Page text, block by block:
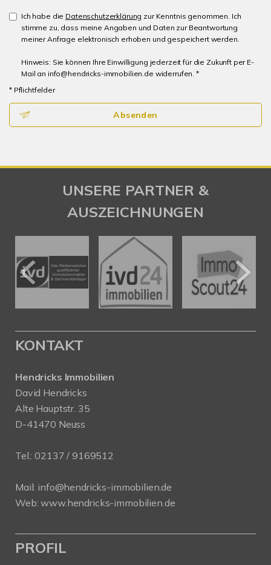
Ich habe die Datenschutzerklärung zur Kenntnis genommen. Ich
stimme zu, dass meine Angaben und Daten zur Beantwortung
meiner Anfrage elektronisch erhoben und gespeichert werden.
Hinweis: Sie können Ihre Einwilligung jederzeit für die Zukunft per E-
Mail an info@hendricks-immobilien.de widerrufen. *
* Pflichtfelder
Absenden
UNSERE PARTNER &
AUSZEICHNUNGEN
KONTAKT
Hendricks Immobilien
David Hendricks
Alte Hauptstr. 35
D-41470 Neuss
Tel.: 02137 / 9169512
Mail: info@hendricks-immobilien.de
Web:www.hendricks-immobilien.de
PROFIL